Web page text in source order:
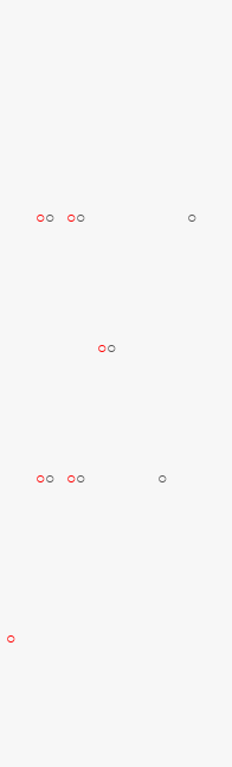
○○ ○○ ○
○○
○○ ○○ ○
○